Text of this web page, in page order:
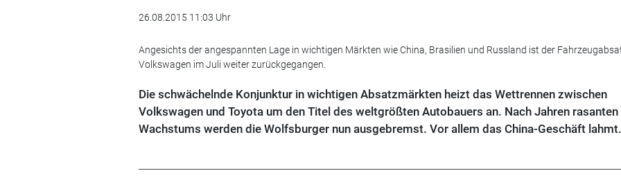
26.08.2015 11:03 Uhr
Angesichts der angespannten Lage in wichtigen Märkten wie China, Brasilien und Russland ist der
Volkswagen im Juli weiter zurückgegangen.
Die schwächelnde Konjunktur in wichtigen Absatzmärkten heizt das Wettrennen zwischen
Volkswagen und Toyota um den Titel des weltgrößten Autobauers an. Nach Jahren rasanten
Wachstums werden die Wolfsburger nun ausgebremst. Vor allem das China-Geschäft lahmt.